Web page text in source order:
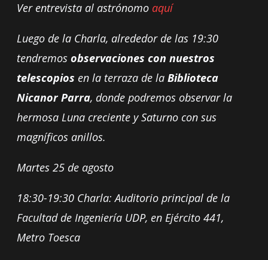
Ver entrevista al astrónomo aquí
Luego de la Charla, alrededor de las 19:30
tendremos observaciones con nuestros
telescopios en la terraza de la Biblioteca
Nicanor Parra, donde podremos observar la
hermosa Luna creciente y Saturno con sus
magníficos anillos.
Martes 25 de agosto
18:30-19:30 Charla: Auditorio principal de la
Facultad de Ingeniería UDP, en Ejército 441,
Metro Toesca